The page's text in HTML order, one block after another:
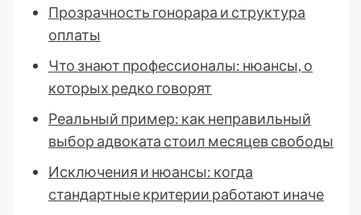
Прозрачность гонорара и структура
оплаты
Что знают профессионалы: нюансы, о
которых редко говорят
Реальный пример: как неправильный
выбор адвоката стоил месяцев свободы
Исключения и нюансы: когда
стандартные критерии работают иначе